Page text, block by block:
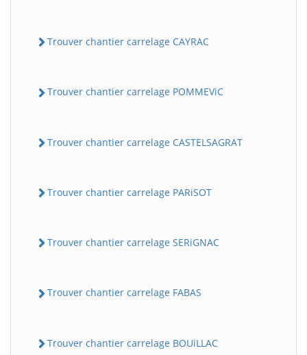
Trouver chantier carrelage CAYRAC
Trouver chantier carrelage POMMEViC
Trouver chantier carrelage CASTELSAGRAT
Trouver chantier carrelage PARiSOT
Trouver chantier carrelage SERiGNAC
Trouver chantier carrelage FABAS
Trouver chantier carrelage BOUiLLAC